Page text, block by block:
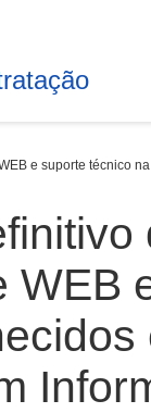
e suporte técnico
WEB